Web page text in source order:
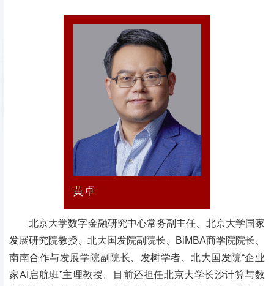
黄卓
北京大学数字金融研究中心常务副主任、 北京大学国家
发展研究院教授、北大国发院副院长、BiMBA商学院院长、
南南合作与发展学院副院长、发树学者、北大国发院“企业
家AI启航班”主理教授。目前还担任北京大学长沙计算与数